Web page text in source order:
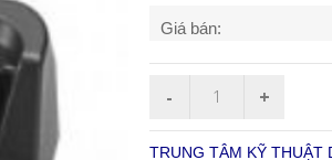
Giá bán:
TRUNG TÂM KỸ THUẬT